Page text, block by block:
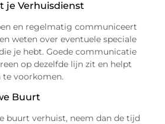
je Verhuisdienst
en regelmatig communiceert
weten over eventuele speciale
je hebt. Goede communicatie
op dezelfde lijn zit en helpt
te voorkomen.
Buurt
buurt verhuist, neem dan de tijd